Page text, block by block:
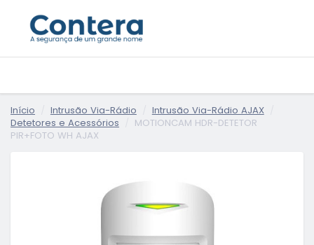
Início Intrusão Via-Rádio
Intrusão Via-Rádio AJAX
Detetores e Acessórios
MOTIONCAM HDR-DETETOR
PIR+FOTO WH AJAX